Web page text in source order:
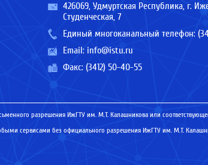
426069, Удмуртская Республика, г.
Студенческая, 7
Единый многоканальный телефон:
Email: info@istu.ru
Факс: (3412) 50-40-55
разрешения ИжГТУ им. М.Т. Калашникова или
сервисами без официального разрешения ИжГТУ им. М.Т.